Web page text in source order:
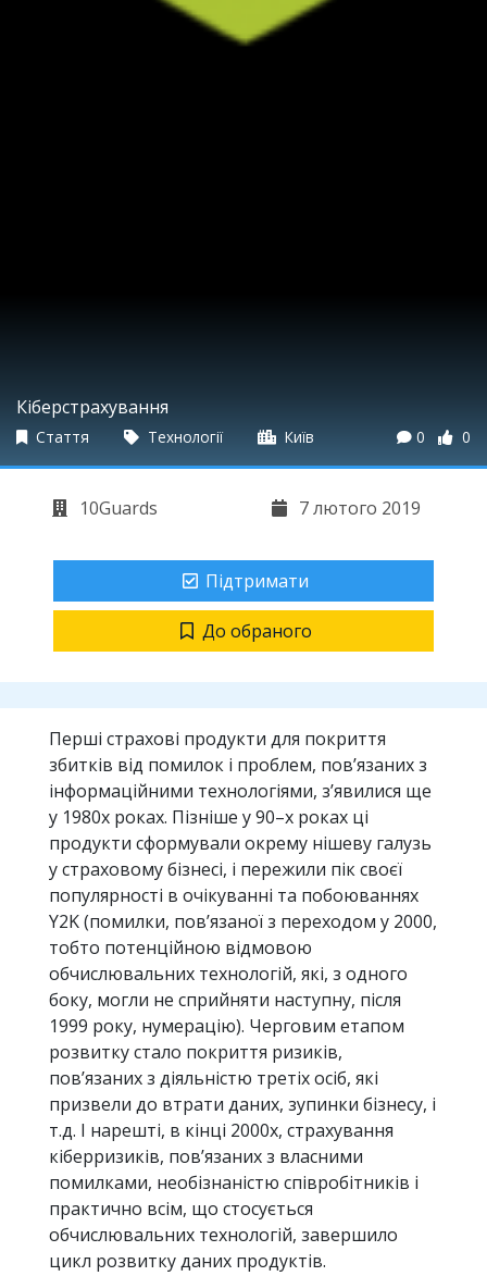
Кіберстрахування
Стаття Технології Київ 0 0
10Guards 7 лютого 2019
Підтримати
До обраного
Перші страхові продукти для покриття
збитків від помилок і проблем, пов’язаних з
інформаційними технологіями, з’явилися ще
у 1980х роках. Пізніше у 90–х роках ці
продукти сформували окрему нішеву галузь
у страховому бізнесі, і пережили пік своєї
популярності в очікуванні та побоюваннях
Y2K (помилки, пов’язаної з переходом у 2000,
тобто потенційною відмовою
обчислювальних технологій, які, з одного
боку, могли не сприйняти наступну, після
1999 року, нумерацію). Черговим етапом
розвитку стало покриття ризиків,
пов’язаних з діяльністю третіх осіб, які
призвели до втрати даних, зупинки бізнесу, і
т.д. І нарешті, в кінці 2000х, страхування
кіберризиків, пов’язаних з власними
помилками, необізнаністю співробітників і
практично всім, що стосується
обчислювальних технологій, завершило
цикл розвитку даних продуктів.